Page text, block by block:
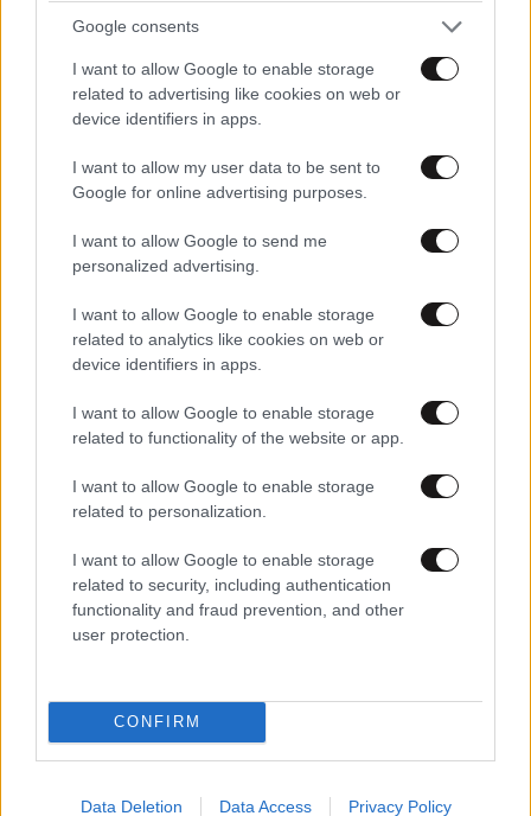
Google consents
I want to allow Google to enable storage
related to advertising like cookies on web or
device identifiers in apps.
I want to allow my user data to be sent to
Google for online advertising purposes.
I want to allow Google to send me
personalized advertising.
I want to allow Google to enable storage
related to analytics like cookies on web or
device identifiers in apps.
I want to allow Google to enable storage
related to functionality of the website or app.
I want to allow Google to enable storage
related to personalization.
I want to allow Google to enable storage
related to security, including authentication
functionality and fraud prevention, and other
user protection.
CONFIRM
Data Deletion Data Access Privacy Policy
Xαρακτήρες: 0/1000
Διαβάστε και ακολουθήστε τους κανόνες σχολιασμού
ccp21 02·08·2013 18:41
μαθαίνετε. Κομμώτριες καθηγητές...